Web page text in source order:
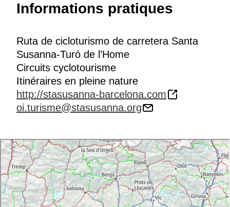
Informations pratiques
Ruta de cicloturismo de carretera Santa
Susanna-Turó de l’Home
Circuits cyclotourisme
Itinéraires en pleine nature
http://stasusanna-barcelona.com
oi.turisme@stasusanna.org